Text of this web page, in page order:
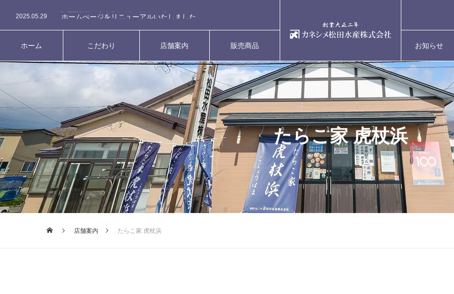
ホーム
こだわり
店舗案内
販売商品
お知らせ
2025.05.29 ホームぺージをリニューアルいたしました
たらこ家 虎杖浜
店舗案内 たらこ家 虎杖浜